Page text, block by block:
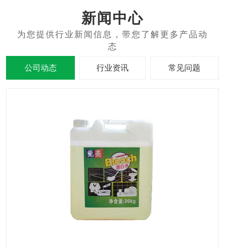
新闻中心
公司动态 行业资讯 常见问题